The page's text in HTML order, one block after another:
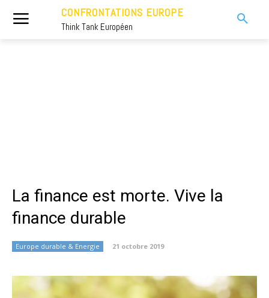
CONFRONTATIONS EUROPE
Think Tank Européen
La finance est morte. Vive la
finance durable
Europe durable & Energie 21 octobre 2019